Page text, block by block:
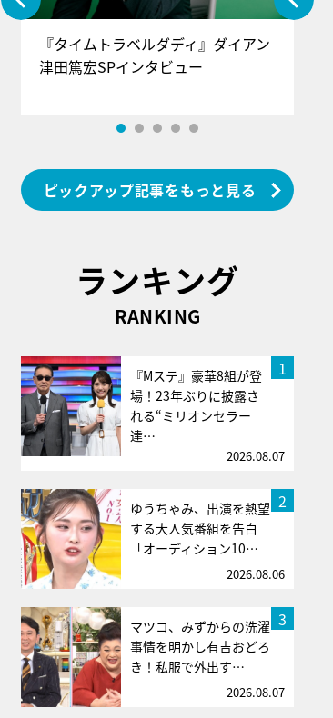
『タイムトラベルダディ』ダイアン
津田篤宏SPインタビュー
ピックアップ記事をもっと見る
ランキング
RANKING
1
『Mステ』豪華8組が登
場！23年ぶりに披露さ
れる“ミリオンセラー
達…
2026.08.07
2
ゆうちゃみ、出演を熱望
する大人気番組を告白
「オーディション10…
2026.08.06
3
マツコ、みずからの洗濯
事情を明かし有吉おどろ
き！私服で外出す…
2026.08.07